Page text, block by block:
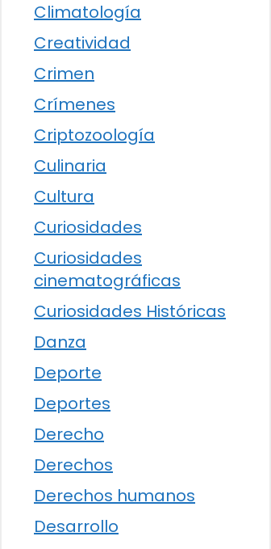
Climatología
Creatividad
Crimen
Crímenes
Criptozoología
Culinaria
Cultura
Curiosidades
Curiosidades
cinematográficas
Curiosidades Históricas
Danza
Deporte
Deportes
Derecho
Derechos
Derechos humanos
Desarrollo